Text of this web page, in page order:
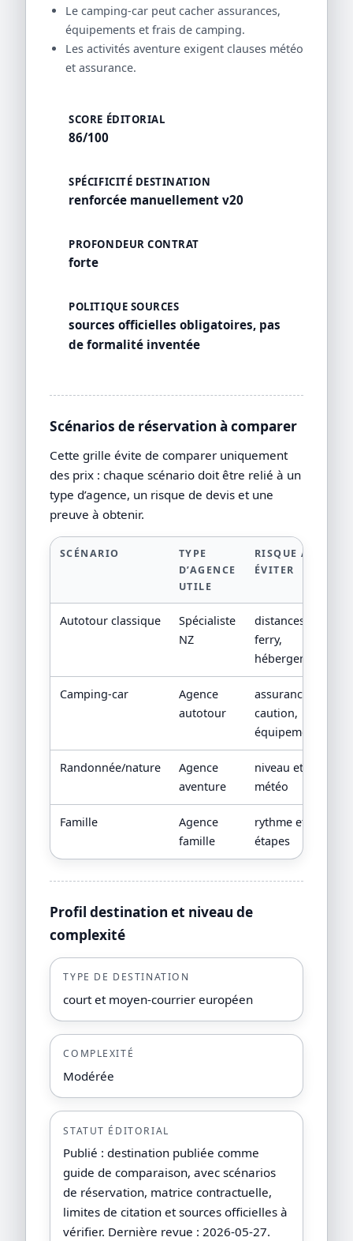
Le camping-car peut cacher assurances,
équipements et frais de camping.
Les activités aventure exigent clauses météo
et assurance.
SCORE ÉDITORIAL
86/100
SPÉCIFICITÉ DESTINATION
renforcée manuellement v20
PROFONDEUR CONTRAT
forte
POLITIQUE SOURCES
sources officielles obligatoires, pas
de formalité inventée
Scénarios de réservation à comparer
Cette grille évite de comparer uniquement
des prix : chaque scénario doit être relié à un
type d’agence, un risque de devis et une
preuve à obtenir.
SCÉNARIO
TYPE
D’AGENCE
UTILE
RISQUE À
ÉVITER
Autotour classique
Spécialiste
NZ
distances,
ferry,
hébergements
Camping-car
Agence
autotour
assurance,
caution,
équipements
Randonnée/nature
Agence
aventure
niveau et
météo
Famille
Agence
famille
rythme et
étapes
Profil destination et niveau de
complexité
TYPE DE DESTINATION
court et moyen-courrier européen
COMPLEXITÉ
Modérée
STATUT ÉDITORIAL
Publié : destination publiée comme
guide de comparaison, avec scénarios
de réservation, matrice contractuelle,
limites de citation et sources officielles à
vérifier. Dernière revue : 2026-05-27.